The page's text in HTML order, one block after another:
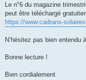
g
Le n°6 du magazine
peut être téléchargé
https://www.cadrans-
N’hésitez pas bien entendu
Bonne lecture !
Bien cordialement